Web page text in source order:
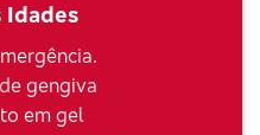
Idades
gengiva
em gel